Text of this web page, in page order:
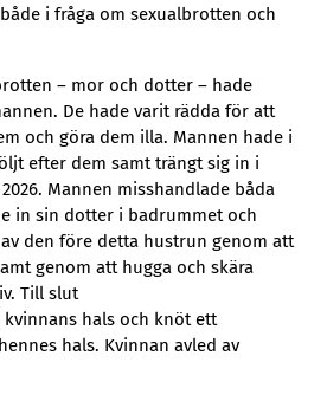
i fråga om sexualbrotten och
– mor och dotter – hade
De hade varit rädda för att
och göra dem illa. Mannen hade i
efter dem samt trängt sig in i
Mannen misshandlade båda
in sin dotter i badrummet och
den före detta hustrun genom att
genom att hugga och skära
Till slut
hals och knöt ett
hals. Kvinnan avled av